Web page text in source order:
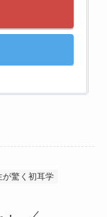
が驚く初耳学